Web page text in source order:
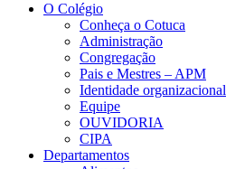
O Colégio
Conheça o Cotuca
Administração
Congregação
Pais e Mestres – APM
Identidade organizacional
Equipe
OUVIDORIA
CIPA
Departamentos